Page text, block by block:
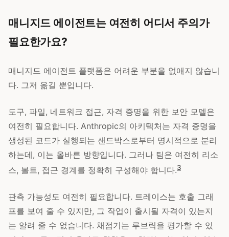
매니지드 에이전트는 여전히 어디서 주의가
필요한가요?
매니지드 에이전트 플랫폼은 어려운 부분을 없애지 않습니
다. 그저 옮길 뿐입니다.
도구, 파일, 네트워크 접근, 자격 증명을 위한 보안 모델은
여전히 필요합니다. Anthropic의 아키텍처는 자격 증명을
생성된 코드가 실행되는 샌드박스로부터 명시적으로 분리
하는데, 이는 올바른 방향입니다. 그러나 팀은 여전히 리소
스, 볼트, 접근 경계를 정확히 구성해야 합니다.3
관측 가능성도 여전히 필요합니다. 트레이스는 호출 그래
프를 보여 줄 수 있지만, 그 작업이 출시될 자격이 있는지
는 알려 줄 수 없습니다. 채점기는 루브릭을 평가할 수 있